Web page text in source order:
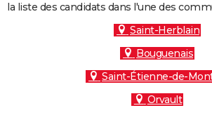
la liste des candidats dans l'une des
Saint-Herblain
Bouguenais
Saint-Étienne-de-
Orvault